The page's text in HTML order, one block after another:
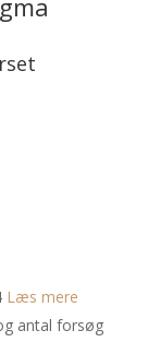
Læs mere
antal forsøg